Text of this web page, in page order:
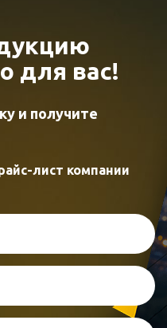
для вас!
и получите
лист компании